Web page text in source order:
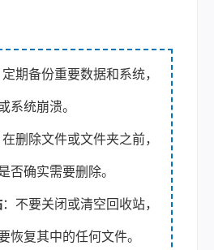
期备份重要数据和系统，
系统崩溃。
在删除文件或文件夹之前，
否确实需要删除。
：不要关闭或清空回收站，
恢复其中的任何文件。